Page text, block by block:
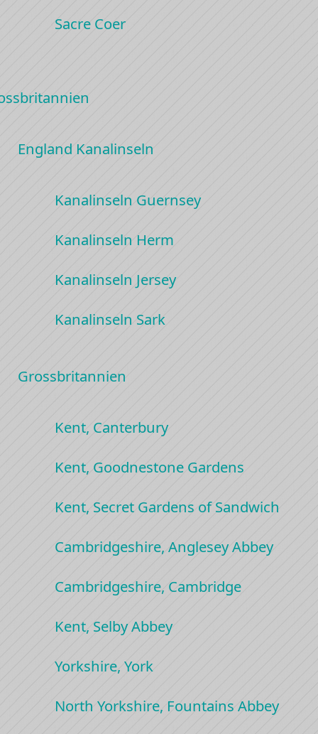
Sacre Coer
England Kanalinseln
Kanalinseln Guernsey
Kanalinseln Herm
Kanalinseln Jersey
Kanalinseln Sark
Grossbritannien
Kent, Canterbury
Kent, Goodnestone Gardens
Kent, Secret Gardens of Sandwich
Cambridgeshire, Anglesey Abbey
Cambridgeshire, Cambridge
Kent, Selby Abbey
Yorkshire, York
North Yorkshire, Fountains Abbey